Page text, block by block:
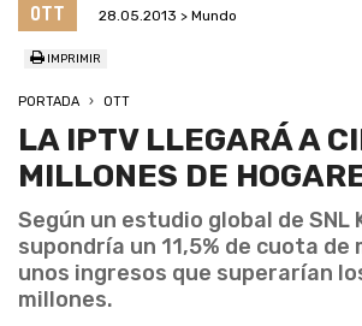
OTT 28.05.2013 > Mundo
IMPRIMIR
PORTADA OTT
LA IPTV LLEGARÁ A
MILLONES DE
Según un estudio global de SNL
supondría un 11,5% de cuota de
unos ingresos que superarían
millones.